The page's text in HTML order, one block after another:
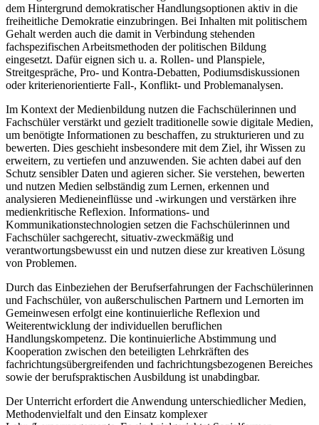
dem Hintergrund demokratischer Handlungsoptionen aktiv in die
freiheitliche Demokratie einzubringen. Bei Inhalten mit politischem
Gehalt werden auch die damit in Verbindung stehenden
fachspezifischen Arbeitsmethoden der politischen Bildung
eingesetzt. Dafür eignen sich u. a. Rollen- und Planspiele,
Streitgespräche, Pro- und Kontra-Debatten, Podiumsdiskussionen
oder kriterienorientierte Fall-, Konflikt- und Problemanalysen.
Im Kontext der Medienbildung nutzen die Fachschülerinnen und
Fachschüler verstärkt und gezielt traditionelle sowie digitale Medien,
um benötigte Informationen zu beschaffen, zu strukturieren und zu
bewerten. Dies geschieht insbesondere mit dem Ziel, ihr Wissen zu
erweitern, zu vertiefen und anzuwenden. Sie achten dabei auf den
Schutz sensibler Daten und agieren sicher. Sie verstehen, bewerten
und nutzen Medien selbständig zum Lernen, erkennen und
analysieren Medieneinflüsse und -wirkungen und verstärken ihre
medienkritische Reflexion. Informations- und
Kommunikationstechnologien setzen die Fachschülerinnen und
Fachschüler sachgerecht, situativ-zweckmäßig und
verantwortungsbewusst ein und nutzen diese zur kreativen Lösung
von Problemen.
Durch das Einbeziehen der Berufserfahrungen der Fachschülerinnen
und Fachschüler, von außerschulischen Partnern und Lernorten im
Gemeinwesen erfolgt eine kontinuierliche Reflexion und
Weiterentwicklung der individuellen beruflichen
Handlungskompetenz. Die kontinuierliche Abstimmung und
Kooperation zwischen den beteiligten Lehrkräften des
fachrichtungsübergreifenden und fachrichtungsbezogenen Bereiches
sowie der berufspraktischen Ausbildung ist unabdingbar.
Der Unterricht erfordert die Anwendung unterschiedlicher Medien,
Methodenvielfalt und den Einsatz komplexer